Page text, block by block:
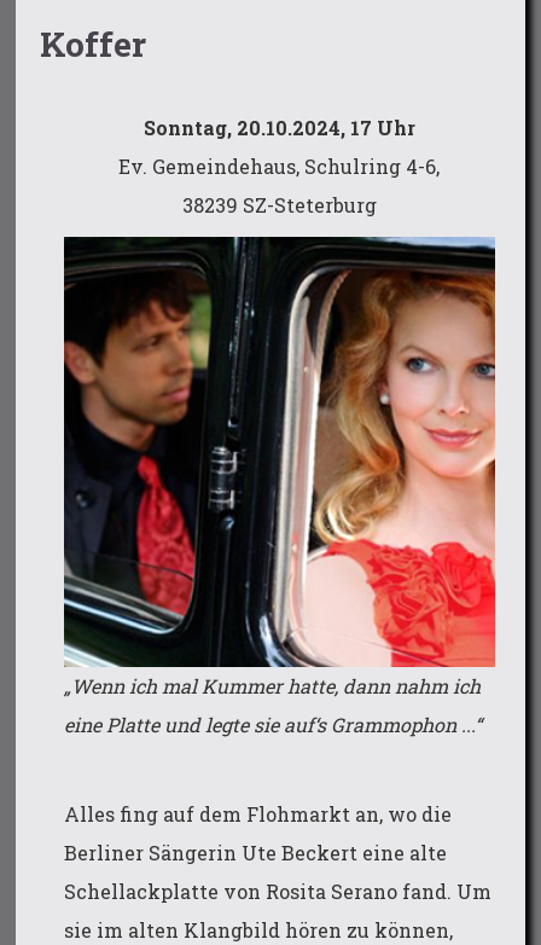
Koffer
Sonntag, 20.10.2024, 17 Uhr
Ev. Gemeindehaus, Schulring 4-6,
38239 SZ-Steterburg
„Wenn ich mal Kummer hatte, dann nahm ich
eine Platte und legte sie auf‘s Grammophon ...“
Alles fing auf dem Flohmarkt an, wo die
Berliner Sängerin Ute Beckert eine alte
Schellackplatte von Rosita Serano fand. Um
sie im alten Klangbild hören zu können,